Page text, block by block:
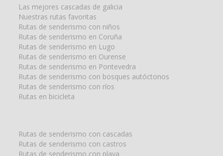
Las mejores cascadas de galicia
Nuestras rutas favoritas
Rutas de senderismo con niños
Rutas de senderismo en Coruña
Rutas de senderismo en Lugo
Rutas de senderismo en Ourense
Rutas de senderismo en Pontevedra
Rutas de senderismo con bosques autóctonos
Rutas de senderismo con ríos
Rutas en bicicleta
Rutas de senderismo con cascadas
Rutas de senderismo con castros
Rutas de senderismo con playa